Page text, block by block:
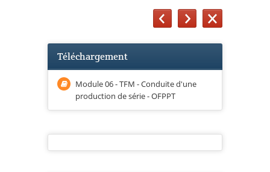
Téléchargement
Module 06 - TFM - Conduite d'une
production de série - OFPPT